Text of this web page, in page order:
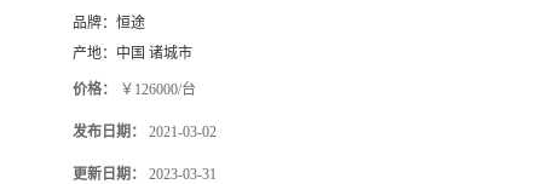
品牌： 恒途
产地： 中国 诸城市
价格： ￥126000/台
发布日期： 2021-03-02
更新日期： 2023-03-31